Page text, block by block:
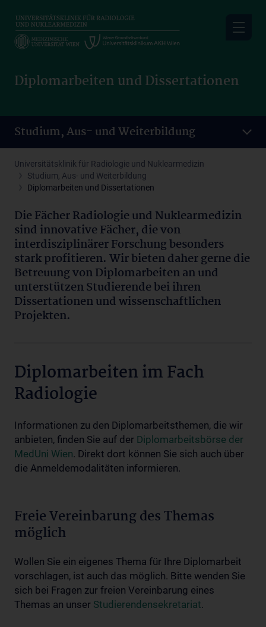
main
content
Diplomarbeiten und Dissertationen
Studium, Aus- und Weiterbildung
Universitätsklinik für Radiologie und Nuklearmedizin
Studium, Aus- und Weiterbildung
Diplomarbeiten und Dissertationen
Die Fächer Radiologie und Nuklearmedizin
sind innovative Fächer, die von
interdisziplinärer Forschung besonders
stark profitieren. Wir bieten daher gerne die
Betreuung von Diplomarbeiten an und
unterstützen Studierende bei ihren
Dissertationen und wissenschaftlichen
Projekten.
Diplomarbeiten im Fach
Radiologie
Informationen zu den Diplomarbeitsthemen, die wir
anbieten, finden Sie auf der Diplomarbeitsbörse der
MedUni Wien. Direkt dort können Sie sich auch über
die Anmeldemodalitäten informieren.
Freie Vereinbarung des Themas
möglich
Wollen Sie ein eigenes Thema für Ihre Diplomarbeit
vorschlagen, ist auch das möglich. Bitte wenden Sie
sich bei Fragen zur freien Vereinbarung eines
Themas an unser Studierendensekretariat.